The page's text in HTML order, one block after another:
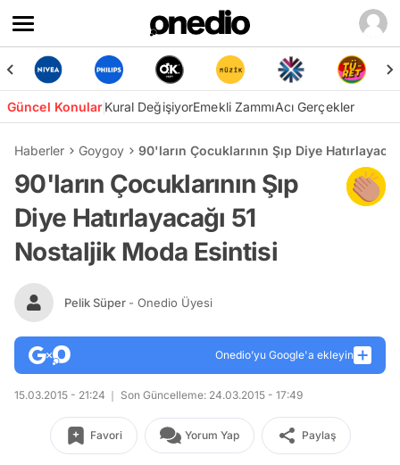
Güncel KonularKural DeğişiyorEmekli ZammıAcı Gerçekler
Haberler Goygoy 90'ların Çocuklarının Şıp Diye
90'ların Çocuklarının Şıp
Diye Hatırlayacağı 51
Nostaljik Moda Esintisi
Pelik Süper - Onedio Üyesi
Onedio’yu Google'a ekleyin
15.03.2015 - 21:24 Son Güncelleme: 24.03.2015 - 17:49
Favori Yorum Yap Paylaş